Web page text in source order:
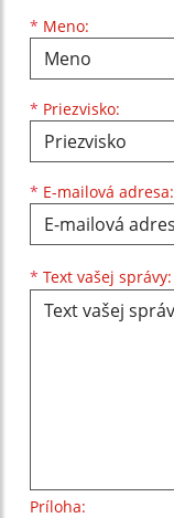
* Meno:
Meno
* Priezvisko:
Priezvisko
* E-mailová adresa:
E-mailová adresa
* Text vašej správy:
Príloha: